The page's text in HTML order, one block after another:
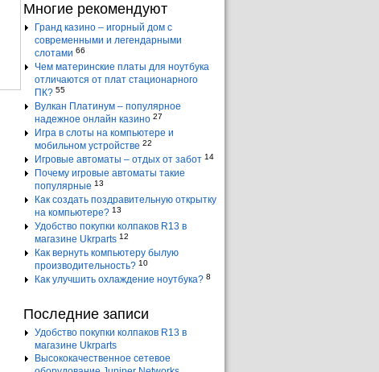
Многие рекомендуют
Гранд казино – игорный дом с
современными и легендарными
слотами 66
Чем материнские платы для ноутбука
отличаются от плат стационарного
ПК? 55
Вулкан Платинум – популярное
надежное онлайн казино 27
Игра в слоты на компьютере и
мобильном устройстве 22
Игровые автоматы – отдых от забот 14
Почему игровые автоматы такие
популярные 13
Как создать поздравительную открытку
на компьютере? 13
Удобство покупки колпаков R13 в
магазине Ukrparts 12
Как вернуть компьютеру былую
производительность? 10
Как улучшить охлаждение ноутбука? 8
Последние записи
Удобство покупки колпаков R13 в
магазине Ukrparts
Высококачественное сетевое